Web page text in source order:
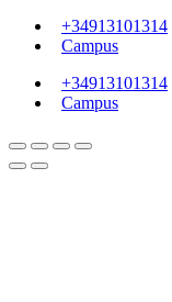
+34913101314
Campus
+34913101314
Campus